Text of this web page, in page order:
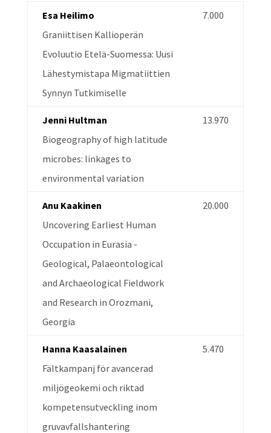
Esa Heilimo
Graniittisen Kallioperän
Evoluutio Etelä-Suomessa: Uusi
Lähestymistapa Migmatiittien
Synnyn Tutkimiselle
7.000
Jenni Hultman
Biogeography of high latitude
microbes: linkages to
environmental variation
13.970
Anu Kaakinen
Uncovering Earliest Human
Occupation in Eurasia -
Geological, Palaeontological
and Archaeological Fieldwork
and Research in Orozmani,
Georgia
20.000
Hanna Kaasalainen
Fältkampanj för avancerad
miljögeokemi och riktad
kompetensutveckling inom
gruvavfallshantering
5.470